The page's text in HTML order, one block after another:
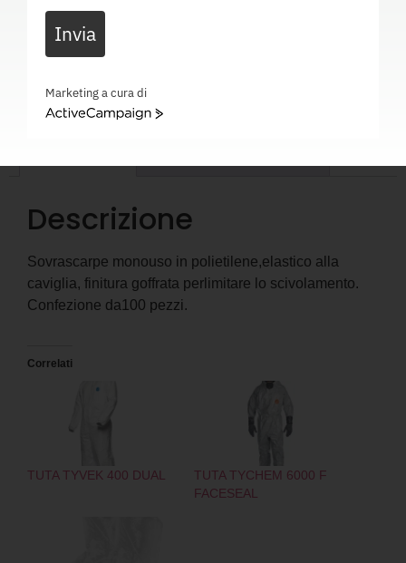
TUTA TYVEK 500 HP
02L050 Categoria
TUTA TYVEK 500 HP – EN 13982, 1 , EN 13034 , EN 1149, 5 , EN 1073, 2 , EN 14126 Tipo 5, B 6,
B – 02L050
Descrizione
Sovrascarpe monouso in polietilene,elastico alla
caviglia, finitura goffrata perlimitare lo scivolamento.
Confezione da100 pezzi.
Correlati
TUTA TYVEK 400 DUAL
TUTA TYCHEM 6000 F
FACESEAL
Invia
Marketing a cura di
ActiveCampaign